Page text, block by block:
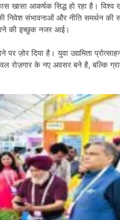
खासा आकर्षक सिद्ध हो रहा है। विश्व
निवेश संभावनाओं और नीति समर्थन की
की इच्छुक नजर आई।
ज़ोर दिया है। युवा उद्यमिता
रोज़गार के नए अवसर बने है, बल्कि